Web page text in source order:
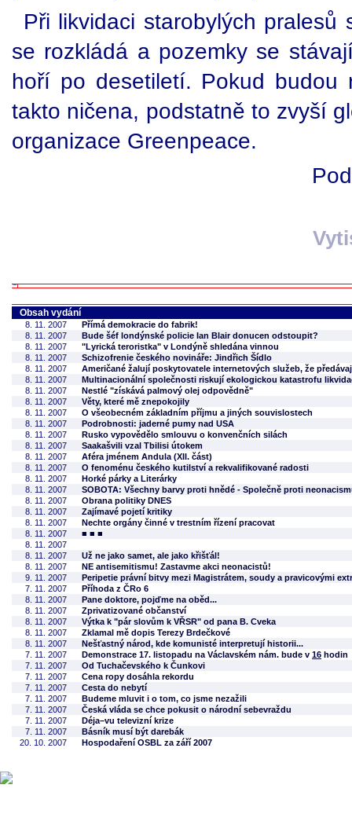
Při likvidaci starobylých
se rozkládá a pozemky se
hoří po desetiletí. Pokud budou
takto ničena, podstatně to zvyší
organizace Greenpeace.
Obsah vydání
8. 11. 2007
Přímá demokracie do fabrik!
8. 11. 2007
Bude šéf londýnské policie Ian Blair donucen odstoupit?
8. 11. 2007
"Lyrická teroristka" v Londýně shledána vinnou
8. 11. 2007
Schizofrenie českého novináře: Jindřich Šídlo
8. 11. 2007
Američané žalují poskytovatele internetových služeb, že
8. 11. 2007
Multinacionální společnosti riskují ekologickou katastrofu
8. 11. 2007
Nestlé "získává palmový olej odpovědně"
8. 11. 2007
Věty, které mě znepokojily
8. 11. 2007
O všeobecném základním příjmu a jiných souvislostech
8. 11. 2007
Podrobnosti: jaderné pumy nad USA
8. 11. 2007
Rusko vypovědělo smlouvu o konvenčních silách
8. 11. 2007
Saakašvili vzal Tbilisi útokem
8. 11. 2007
Aféra jménem Andula (XII. část)
8. 11. 2007
O fenoménu českého kutilství a rekvalifikované radosti
8. 11. 2007
Horké párky a Literárky
8. 11. 2007
SOBOTA: Všechny barvy proti hnědé - Společně proti
8. 11. 2007
Obrana politiky DNES
8. 11. 2007
Zajímavé pojetí kritiky
8. 11. 2007
Nechte orgány činné v trestním řízení pracovat
8. 11. 2007
■ ■ ■
8. 11. 2007
8. 11. 2007
Už ne jako samet, ale jako křišťál!
8. 11. 2007
NE antisemitismu! Zastavme akci neonacistů!
9. 11. 2007
Peripetie právní bitvy mezi Magistrátem, soudy a pravicovými
7. 11. 2007
Příhoda z ČRo 6
8. 11. 2007
Pane doktore, pojďme na oběd...
8. 11. 2007
Zprivatizované občanství
8. 11. 2007
Výtka k "pár slovům k VŘSR" od pana B. Cveka
8. 11. 2007
Zklamal mě dopis Terezy Brdečkové
8. 11. 2007
Nešťastný národ, kde komunisté interpretují historii...
7. 11. 2007
Demonstrace 17. listopadu na Václavském nám. bude v 16 hodin
7. 11. 2007
Od Tuchačevského k Čunkovi
7. 11. 2007
Cena ropy dosáhla rekordu
7. 11. 2007
Cesta do nebytí
7. 11. 2007
Budeme mluvit i o tom, co jsme nezažili
7. 11. 2007
Česká vláda se chce pokusit o národní sebevraždu
7. 11. 2007
Déja–vu televizní krize
7. 11. 2007
Básník musí být darebák
20. 10. 2007
Hospodaření OSBL za září 2007